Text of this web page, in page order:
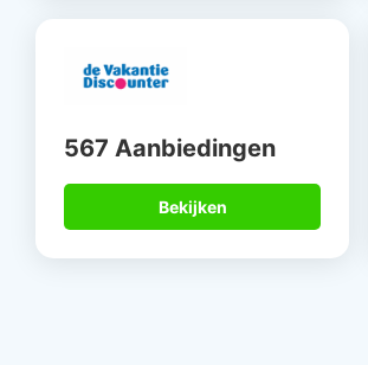
567 Aanbiedingen
Bekijken